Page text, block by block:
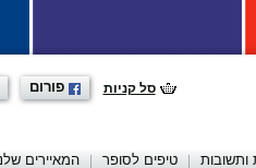
פורום סל קניות
ותשובות טיפים לסופר
המאיירים